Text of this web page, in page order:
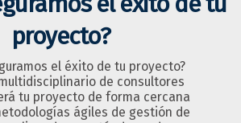
proyecto?
el éxito de tu proyecto?
de consultores
tu proyecto de forma cercana
ágiles de gestión de